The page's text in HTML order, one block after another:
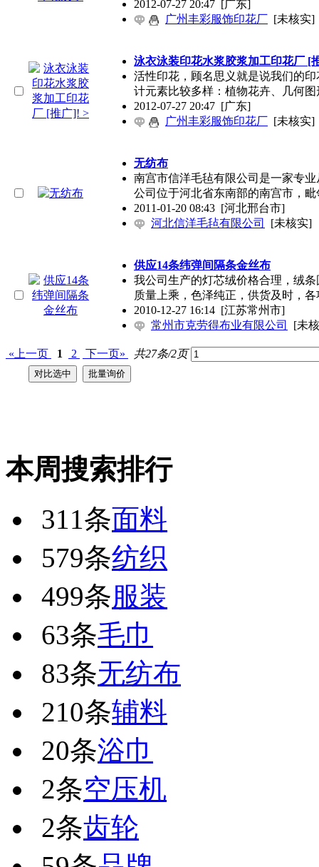
2012-07-27 20:47 [广东]
广州丰彩服饰印花厂 [未核实]
泳衣泳装印花水浆胶浆加工印花厂 [
活性印花，顾名思义就是说我们的
计元素比较多样：植物花卉、几何图
2012-07-27 20:47 [广东]
广州丰彩服饰印花厂 [未核实]
无纺布
南宫市信洋毛毡有限公司是一家专
公司位于河北省东南部的南宫市，毗
2011-01-20 08:43 [河北邢台市]
河北信洋毛毡有限公司
[未核实]
供应14条纬弹间隔条金丝布
我公司生产的灯芯绒价格合理，绒
质量上乘，色泽纯正，供货及时，各
2010-12-27 16:14 [江苏常州市]
常州市克劳得布业有限公司
[未
«上一页 1 2 下一页» 共27条/2页
本周搜索排行
311条面料
579条纺织
499条服装
63条毛巾
83条无纺布
210条辅料
20条浴巾
2条空压机
2条齿轮